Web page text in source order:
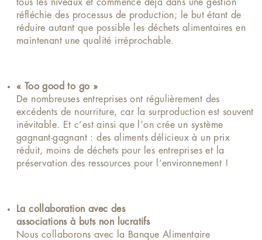
tous les niveaux et commence déjà dans une gestion
réfléchie des processus de production; le but étant de
réduire autant que possible les déchets alimentaires en
maintenant une qualité irréprochable.
« Too good to go »
De nombreuses entreprises ont régulièrement des
excédents de nourriture, car la surproduction est souvent
inévitable. Et c’est ainsi que l’on crée un système
gagnant-gagnant : des aliments délicieux à un prix
réduit, moins de déchets pour les entreprises et la
préservation des ressources pour l’environnement !
La collaboration avec des
associations à buts non lucratifs
Nous collaborons avec la Banque Alimentaire